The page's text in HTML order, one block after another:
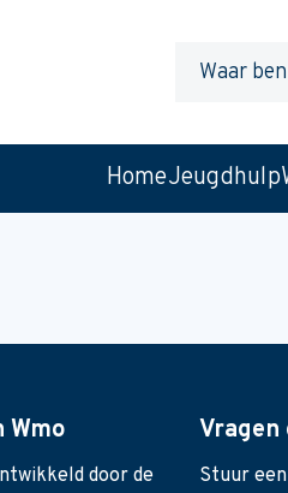
naar
op
HomeJeugdhulp
Wmo
door de
Vragen
Stuur